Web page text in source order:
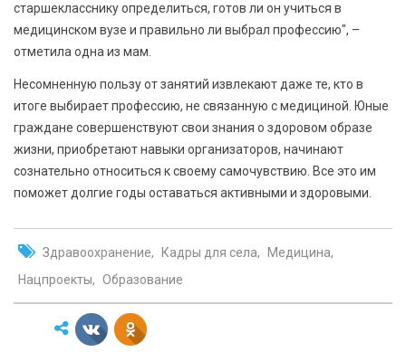
старшекласснику определиться, готов ли он учиться в
медицинском вузе и правильно ли выбрал профессию", –
отметила одна из мам.
Несомненную пользу от занятий извлекают даже те, кто в
итоге выбирает профессию, не связанную с медициной. Юные
граждане совершенствуют свои знания о здоровом образе
жизни, приобретают навыки организаторов, начинают
сознательно относиться к своему самочувствию. Все это им
поможет долгие годы оставаться активными и здоровыми.
Здравоохранение Кадры для села
Медицина
Нацпроекты
Образование